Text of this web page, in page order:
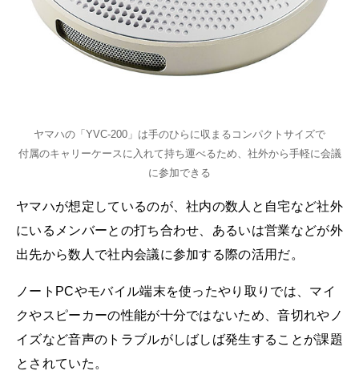
ヤマハの「YVC-200」は手のひらに収まるコンパクトサイズで
付属のキャリーケースに入れて持ち運べるため、社外から手軽に会議
に参加できる
ヤマハが想定しているのが、社内の数人と自宅など社外
にいるメンバーとの打ち合わせ、あるいは営業などが外
出先から数人で社内会議に参加する際の活用だ。
ノートPCやモバイル端末を使ったやり取りでは、マイ
クやスピーカーの性能が十分ではないため、音切れやノ
イズなど音声のトラブルがしばしば発生することが課題
とされていた。